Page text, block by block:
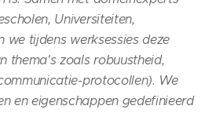
Universiteiten,
we tijdens werksessies deze
thema's zoals robuustheid,
protocollen). We
en eigenschappen gedefinieerd